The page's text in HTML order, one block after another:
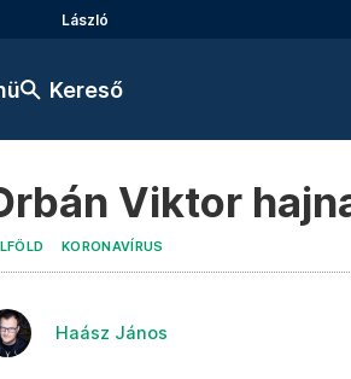
László
Kereső
Viktor
KORONAVÍRUS
Haász János